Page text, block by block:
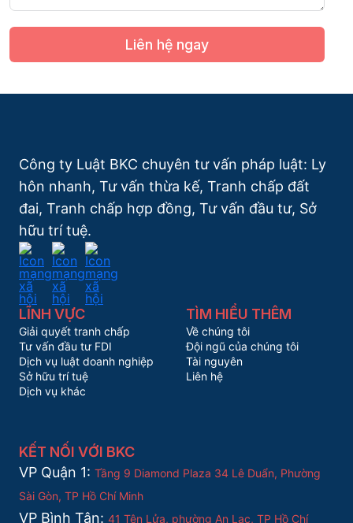
Liên hệ ngay
Công ty Luật BKC chuyên tư vấn pháp luật: Ly
hôn nhanh, Tư vấn thừa kế, Tranh chấp đất
đai, Tranh chấp hợp đồng, Tư vấn đầu tư, Sở
hữu trí tuệ.
LĨNH VỰC
Giải quyết tranh chấp
Tư vấn đầu tư FDI
Dịch vụ luật doanh nghiệp
Sở hữu trí tuệ
Dịch vụ khác
TÌM HIỂU THÊM
Về chúng tôi
Đội ngũ của chúng tôi
Tài nguyên
Liên hệ
KẾT NỐI VỚI BKC
VP Quận 1: Tầng 9 Diamond Plaza 34 Lê Duẩn, Phường
Sài Gòn, TP Hồ Chí Minh
VP Bình Tân: 41 Tên Lửa, phường An Lạc, TP Hồ Chí